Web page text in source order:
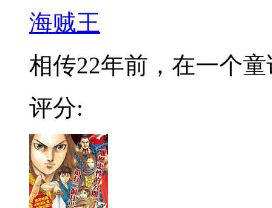
海贼王
相传22年前，在一个
评分: